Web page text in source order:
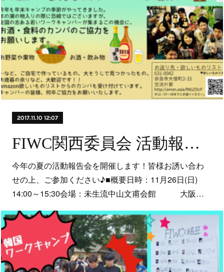
2017.11.10 12:07
FIWC関西委員会 活動報告会 開催のお知らせ
今年の夏の活動報告会を開催します！皆様お誘い合わ
せの上、ご参加ください♪■概要日時：11月26日(日)
14:00～15:30会場：未生流中山文甫会館 大阪…